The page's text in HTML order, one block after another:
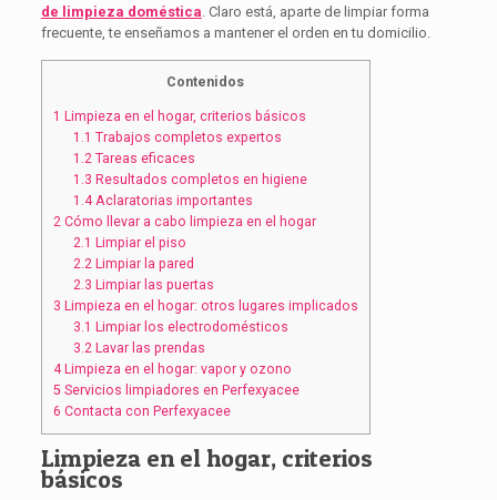
de limpieza doméstica . Claro está, aparte de limpiar forma
frecuente, te enseñamos a mantener el orden en tu domicilio.
Contenidos
1 Limpieza en el hogar, criterios básicos
1.1 Trabajos completos expertos
1.2 Tareas eficaces
1.3 Resultados completos en higiene
1.4Aclaratorias importantes
2Cómo llevar a cabo limpieza en el hogar
2.1 Limpiar el piso
2.2 Limpiar la pared
2.3 Limpiar las puertas
3 Limpieza en el hogar: otros lugares implicados
3.1 Limpiar los electrodomésticos
3.2 Lavar las prendas
4Limpieza en el hogar: vapor y ozono
5Servicios limpiadores en Perfexyacee
6 Contacta con Perfexyacee
Limpieza en el hogar, criterios
básicos